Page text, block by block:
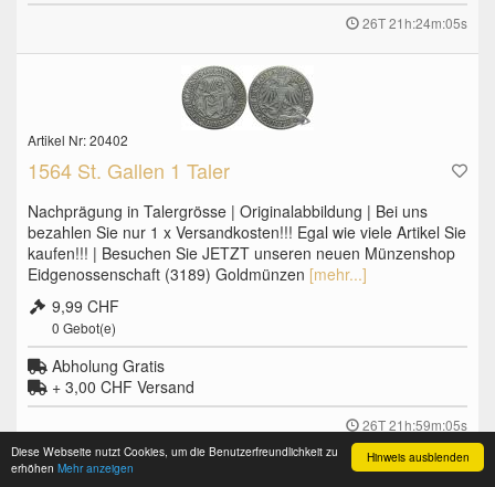
Hinweis ausblenden
Diese Webseite nutzt Cookies, um die Benutzerfreundlichkeit zu
erhöhen Mehr anzeigen
26T 21h:24m:04s
Artikel Nr: 20402
1564 St. Gallen 1 Taler
Nachprägung in Talergrösse | Originalabbildung | Bei uns
bezahlen Sie nur 1 x Versandkosten!!! Egal wie viele Artikel Sie
kaufen!!! | Besuchen Sie JETZT unseren neuen Münzenshop
Eidgenossenschaft (3189) Goldmünzen [mehr...]
9,99 CHF
0 Gebot(e)
Abholung Gratis
+ 3,00 CHF Versand
26T 21h:59m:04s